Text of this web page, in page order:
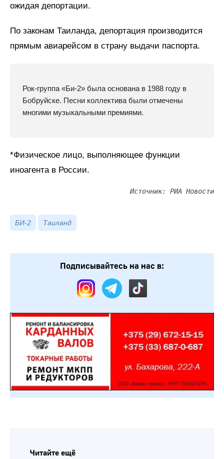
ожидая депортации.
По законам Таиланда, депортация производится
прямым авиарейсом в страну выдачи паспорта.
Рок-группа «Би-2» была основана в 1988 году в
Бобруйске. Песни коллектива были отмечены
многими музыкальными премиями.
*Физическое лицо, выполняющее функции
иноагента в России.
Источник: РИА Новости
БИ-2 Таиланд
Подписывайтесь на нас в:
Читайте ещё